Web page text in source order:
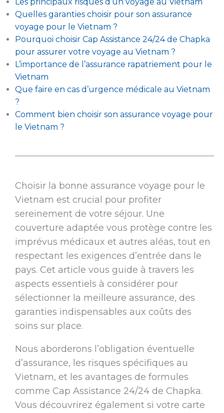
Quelles garanties choisir pour son assurance
voyage pour le Vietnam ?
Pourquoi choisir Cap Assistance 24/24 de Chapka
pour assurer votre voyage au Vietnam ?
L’importance de l’assurance rapatriement pour le
Vietnam
Que faire en cas d’urgence médicale au Vietnam
?
Comment bien choisir son assurance voyage pour
le Vietnam ?
Choisir la bonne assurance voyage pour le
Vietnam est crucial pour profiter
sereinement de votre séjour. Une
couverture adaptée vous protège contre les
imprévus médicaux et autres aléas, tout en
respectant les exigences d’entrée dans le
pays. Cet article vous guide à travers les
aspects essentiels à considérer pour
sélectionner la meilleure assurance, des
garanties indispensables aux coûts des
soins sur place.
Nous aborderons l’obligation éventuelle
d’assurance, les risques spécifiques au
Vietnam, et les avantages de formules
comme Cap Assistance 24/24 de Chapka.
Vous découvrirez également si votre carte